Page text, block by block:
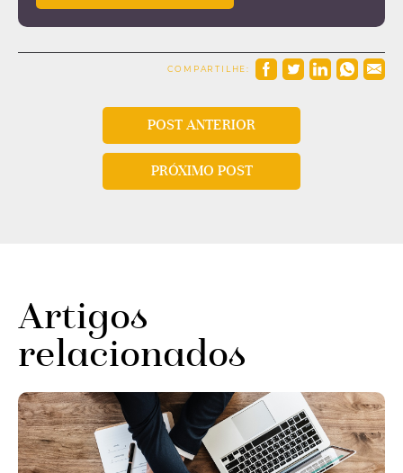
COMPARTILHE:
POST ANTERIOR
PRÓXIMO POST
Artigos
relacionados